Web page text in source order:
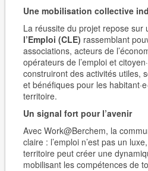
Une mobilisation collective
La réussite du projet repose sur
l’Emploi (CLE) rassemblant
associations, acteurs de
opérateurs de l’emploi et
construiront des activités utiles,
et bénéfiques pour les
territoire.
Un signal fort pour l’avenir
Avec Work@Berchem, la
claire : l’emploi n’est pas un
territoire peut créer une
mobilisant les compétences de